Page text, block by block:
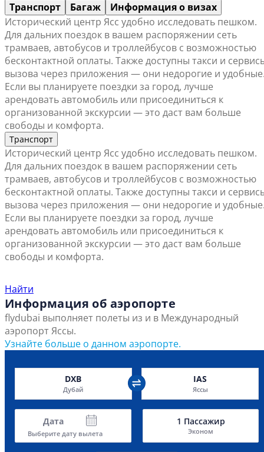
Транспорт Багаж
Информация о визах
Исторический центр Ясс удобно исследовать пешком.
Для дальних поездок в вашем распоряжении сеть
трамваев, автобусов и троллейбусов с возможностью
бесконтактной оплаты. Также доступны такси и
вызова через приложения — они недорогие и
Если вы планируете поездки за город, лучше
арендовать автомобиль или присоединиться к
организованной экскурсии — это даст вам больше
свободы и комфорта.
Транспорт
Исторический центр Ясс удобно исследовать пешком.
Для дальних поездок в вашем распоряжении сеть
трамваев, автобусов и троллейбусов с возможностью
бесконтактной оплаты. Также доступны такси и
вызова через приложения — они недорогие и
Если вы планируете поездки за город, лучше
арендовать автомобиль или присоединиться к
организованной экскурсии — это даст вам больше
свободы и комфорта.
Найти
Информация об аэропорте
flydubai выполняет полеты из и в Международный
аэропорт Яссы.
Узнайте больше о данном аэропорте.
DXB
Дубай
IAS
Яссы
Дата
Выберите дату вылета
1 Пассажир
Эконом